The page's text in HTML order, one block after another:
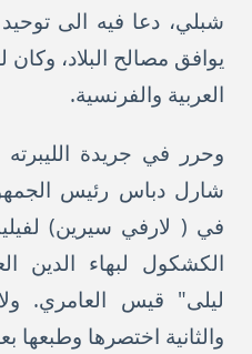
شبلي، دعا فيه الى توحيد
يوافق مصالح البلاد،
العربية والفرنسية.
وحرر في جريدة الليبرته
في ( لارفي سيرين)
الكشكول لبهاء الدين
ليلى" قيس العامري.
والثانية اختصرها